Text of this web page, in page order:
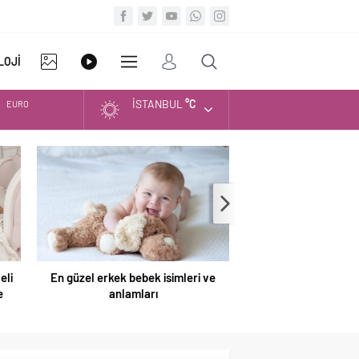
GALERİ
DİĞER
EURO
ALTIN
BIST
İSTANBUL °C
En güzel erkek bebek isimleri ve
anlamları